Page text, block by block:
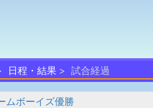
日程・結果 試合経過
ムボーイズ優勝